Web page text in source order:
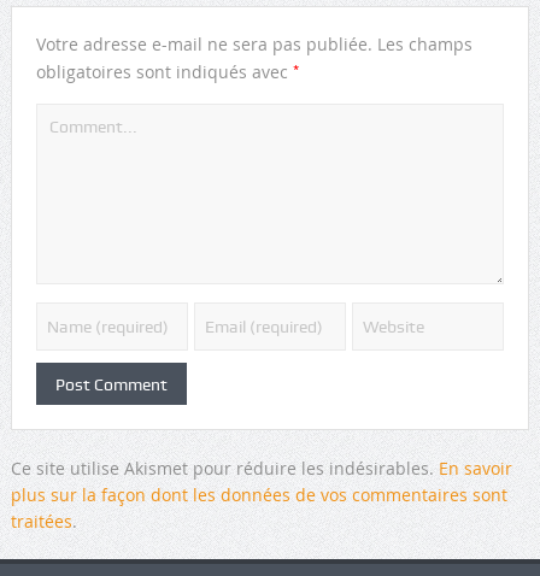
Votre adresse e-mail ne sera pas publiée. Les champs
obligatoires sont indiqués avec *
Ce site utilise Akismet pour réduire les indésirables. En savoir
plus sur la façon dont les données de vos commentaires sont
traitées.